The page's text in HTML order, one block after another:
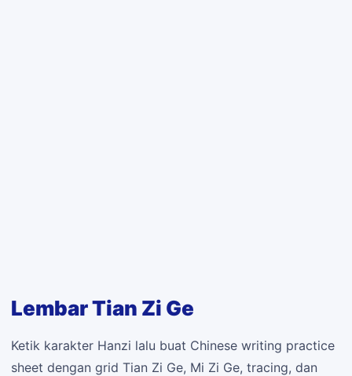
Lembar Tian Zi Ge
Ketik karakter Hanzi lalu buat Chinese writing practice
sheet dengan grid Tian Zi Ge, Mi Zi Ge, tracing, dan